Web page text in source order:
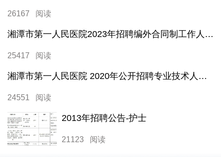
26167 阅读
湘潭市第一人民医院2023年招聘编外合同制工作人员公告
25417 阅读
湘潭市第一人民医院 2020年公开招聘专业技术人员公告
24551 阅读
2013年招聘公告-护士
21123 阅读